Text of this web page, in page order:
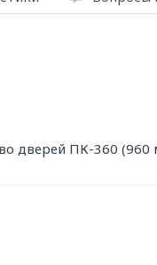
дверей ПК-360 (960